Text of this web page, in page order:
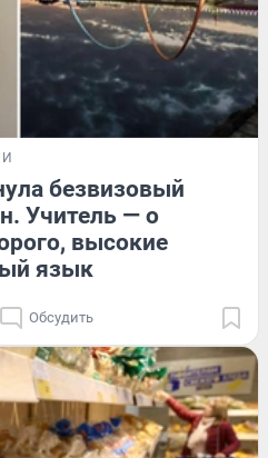
безвизовый
Учитель — о
высокие
язык
Обсудить